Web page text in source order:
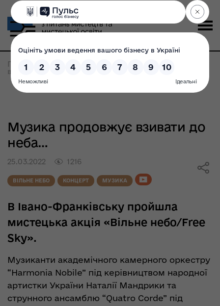
Головна Всі новини >
Музика продовжує
взивати до неба...
Музика продовжує взивати до
неба…
25.03.2022 1216
ВІЛЬНЕ НЕБО КОНЦЕРТ МУЗИКА
В Івано-Франківську пройшла
мистецька акція «Вільне небо/Free
Sky».
Музиканти академічного камерного оркестру
“Harmonia Nobile” під керівництвом народної
артистки України Наталії Мандрики та
струнного ансамблю “Quatro Corde” під